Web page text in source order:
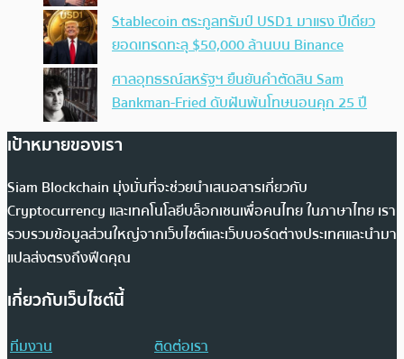
Stablecoin ตระกูลทรัมป์ USD1 มาแรง ปีเดียว
ยอดเทรดทะลุ $50,000 ล้านบน Binance
ศาลอุทธรณ์สหรัฐฯ ยืนยันคำตัดสิน Sam
Bankman-Fried ดับฝันพ้นโทษนอนคุก 25 ปี
เป้าหมายของเรา
Siam Blockchain มุ่งมั่นที่จะช่วยนำเสนอสารเกี่ยวกับ
Cryptocurrency และเทคโนโลยีบล็อกเชนเพื่อคนไทย ในภาษาไทย เรา
รวบรวมข้อมูลส่วนใหญ่จากเว็บไซต์และเว็บบอร์ดต่างประเทศและนำมา
แปลส่งตรงถึงฟีดคุณ
เกี่ยวกับเว็บไซต์นี้
ทีมงาน
ติดต่อเรา